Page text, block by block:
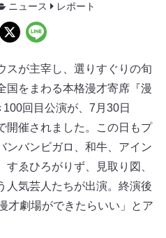
ニュース レポート
スが主宰し、選りすぐりの旬
国をまわる本格漫才寄席『漫
回目公演が、7月30日
開催されました。この日もプ
ンバンビガロ、和牛、アイン
ゑひろがりず、見取り図、
人気芸人たちが出演。終演後
才劇場ができたらいい」とア